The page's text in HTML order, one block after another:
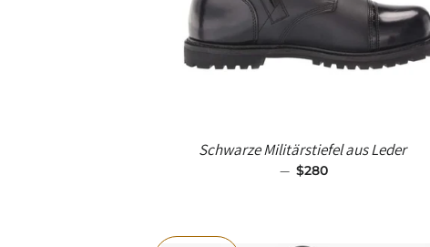
Schwarze Militärstiefel aus Leder
— SALE-PREIS
$280